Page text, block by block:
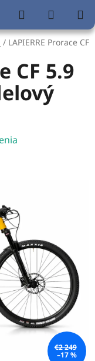
Hľadať
KOŠÍK
/ LAPIERRE Prorace CF
CF 5.9
€2 249
–17 %